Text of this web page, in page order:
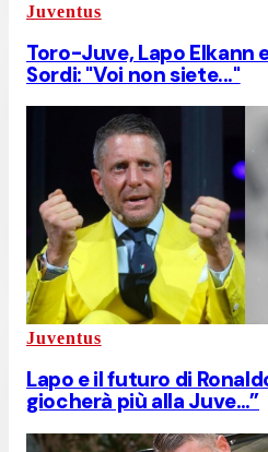
Juventus
Toro-Juve, Lapo Elkann
Sordi: "Voi non siete..."
Juventus
Lapo e il futuro di
giocherà più alla Juve…”